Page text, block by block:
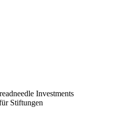
Investments
Stiftungen